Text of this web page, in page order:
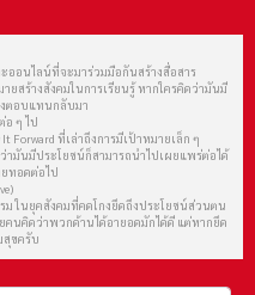
ะออนไลน์ที่จะมาร่วมมือกันสร้างสื่อสาร
ยสร้างสังคมในการเรียนรู้ หากใครคิดว่ามันมี
งตอบแทนกลับมา
อ ๆ ไป
Forward ที่เล่าถึงการมีเป้าหมายเล็ก ๆ
ามันมีประโยชน์ก็สามารถนำไปเผยแพร่ต่อได้
ทอดต่อไป
ในยุคสังคมที่คดโกงยึดถึงประโยชน์ส่วนตน
นคิดว่าพวกด้านได้อายอดมักได้ดี แต่หากยึด
สุขครับ